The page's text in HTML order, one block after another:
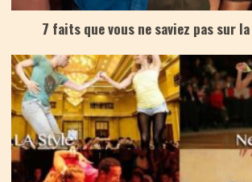
7 faits que vous ne saviez pas sur